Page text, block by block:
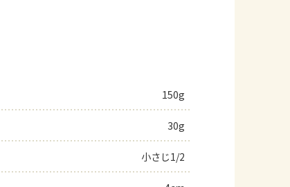
よくあるお問い合わせ
150g
30g
小さじ1/2